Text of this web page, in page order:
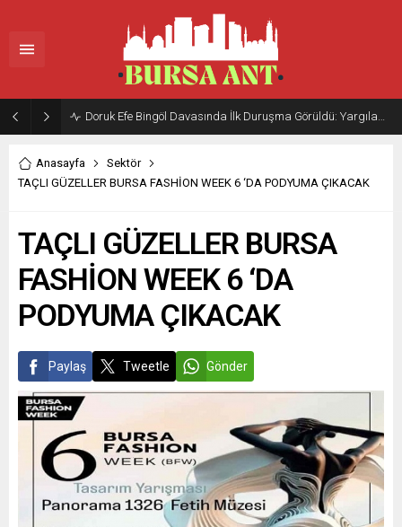
Doruk Efe Bingöl Davasında İlk Duruşma Görüldü: Yargılama 20 Ekim 2026’ya Ertelendi
Anasayfa
Sektör
TAÇLI GÜZELLER BURSA FASHİON WEEK 6 ‘DA PODYUMA ÇIKACAK
TAÇLI GÜZELLER BURSA
FASHİON WEEK 6 ‘DA
PODYUMA ÇIKACAK
Paylaş Tweetle Gönder